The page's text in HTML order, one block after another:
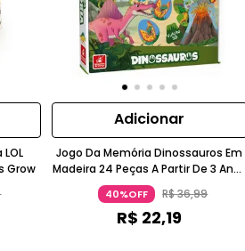
Grow
Adicionar
Jogo Da Memória Dinossauros Em
Madeira 24 Peças A Partir De 3 Anos
Brincadeira De Crianca
40%OFF R$36,99
R$ 22,19